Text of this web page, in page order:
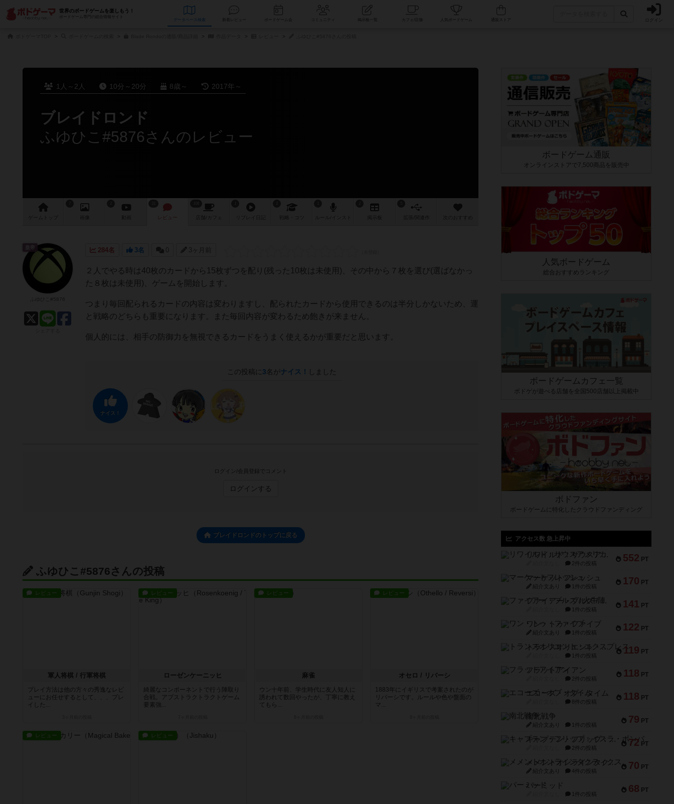
世界のボードゲームを楽しもう！
ボードゲーム専門の総合情報サイト
データベース コミュニティ 人気ボードゲーム ログイン
1人～2人 10分～20分 8歳～ 2017年～
ブレイドロンド
ふゆひこ#5876さんのレビュー
ゲーム 画像 レビュー 店舗/ カフェ 戦略 作 次のおすすめ
284名 3名 0 3ヶ月前
２人でやる時は40枚のカードから15枚ずつを配り(残った10枚は未使用)、その中から７枚を選び(選ばなかっ
た８枚は未使用)、ゲームを開始します。
つまり毎回配られるカードの内容は変わりますし、配られたカードから使用できるのは半分しかないため、運
と戦略のどちらも重要になります。また毎回内容が変わるため飽きが来ません。
個人的には、相手の防御力を無視できるカードをうまく使えるかが重要だと思います。
この投稿に 3名がナイス！ しました
ナイス！
皇帝
ログイン/会員登録でコメント
ログインする
ブレイドロンドのトップに戻る
ふゆひこ#5876さんの投稿
レビュー
軍人将棋 / 行軍将棋
プレイ方法は他の方々の秀逸なレビ
ューにお任せするとして、、、プレ
イした...
レビュー
ローゼンケーニッヒ
綺麗なコンポーネントで行う陣取り
合戦。アブストラクトラクトゲーム
要素強...
レビュー
麻雀
ウン十年前、学生時代に友人知人に
誘われて数回やったが、丁寧に教え
てもら...
レビュー
オセロ / リバーシ
1883年にイギリスで考案されたのが
リバーシです。ルールや色や盤面の
マ...
レビュー レビュー
ボードゲーム通販
オンラインストアで7,500商品を販売中
人気ボードゲーム
総合おすすめランキング
ボードゲームカフェ一覧
ボドゲが遊べる店舗を全国500店舗以上掲載中
ボドファン
ボードゲームに特化したクラウドファンディング
アクセス数 急上昇中
552 PT
リワイルド：サウスアメリカ
2件の投稿
170 PT
マーケットフレッシュ
紹介文あり 1件の投稿
141 PT
ファイアー・ブルズ / 火牛陣
1件の投稿
122 PT
ワン・トゥ・ファイブ
紹介文あり 1件の投稿
119 PT
トランスオリエント・エクスプレス
1件の投稿
118 PT
フラットアイアン
2件の投稿
118 PT
エコーズ・オブ・タイム
8件の投稿
79 PT
南北戦争
紹介文あり 1件の投稿
72 PT
キャプテン・フリップ：イスラ・ボンバ
2件の投稿
70 PT
メメントオンラインタクティクス
紹介文あり 4件の投稿
68 PT
パーミッド
1件の投稿